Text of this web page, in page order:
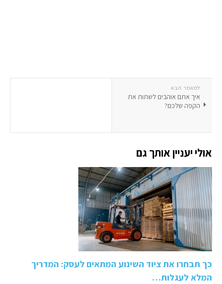
למאמר הבא
איך אתם אוהבים לשתות את
הקפה שלכם?
אולי יעניין אותך גם
כך תבחרו את ציוד השינוע המתאים לעסק: המדריך
המלא לעגלות…